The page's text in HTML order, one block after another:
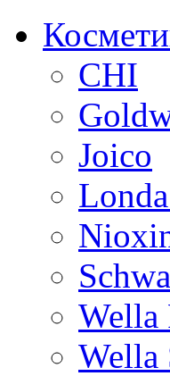
CHI
Joico
Wella
Wella